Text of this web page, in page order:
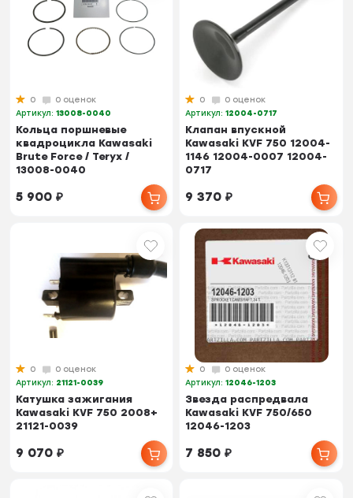
0
0 оценок
Артикул:13008-0040
Кольца поршневые
квадроцикла Kawasaki
Brute Force / Teryx /
13008-0040
5 900₽
0
0 оценок
Артикул:12004-0717
Клапан впускной
Kawasaki KVF 750 12004-
1146 12004-0007 12004-
0717
9 370₽
0
0 оценок
Артикул: 21121-0039
Катушка зажигания
Kawasaki KVF 750 2008+
21121-0039
9 070₽
0
0 оценок
Артикул:12046-1203
Звезда распредвала
Kawasaki KVF 750/650
12046-1203
7 850₽